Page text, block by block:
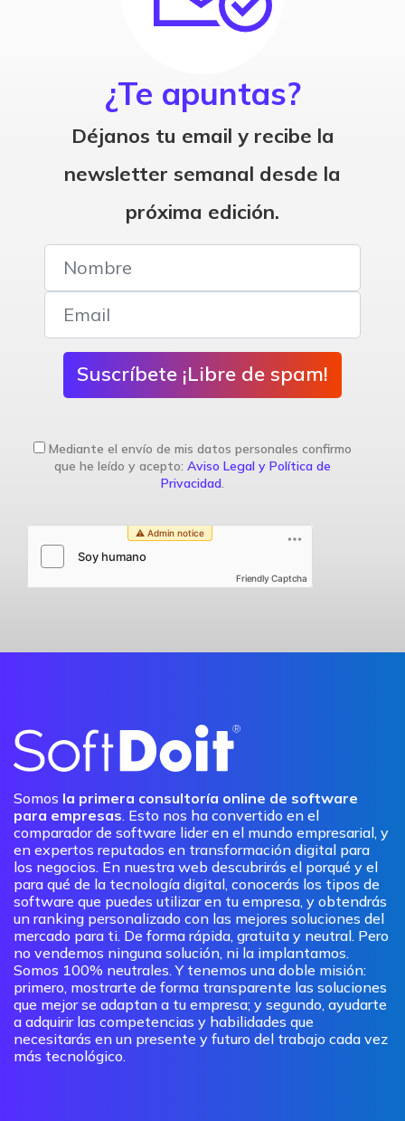
¿Te apuntas?
Déjanos tu email y recibe la
newsletter semanal desde la
próxima edición.
Suscríbete ¡Libre de spam!
Mediante el envío de mis datos personales confirmo
que he leído y acepto: Aviso Legal y Política de
Privacidad.
Friendly Captcha
Somos la primera consultoría online de software
para empresas. Esto nos ha convertido en el
comparador de software lider en el mundo empresarial, y
en expertos reputados en transformación digital para
los negocios. En nuestra web descubrirás el porqué y el
para qué de la tecnología digital, conocerás los tipos de
software que puedes utilizar en tu empresa, y obtendrás
un ranking personalizado con las mejores soluciones del
mercado para ti. De forma rápida, gratuita y neutral. Pero
no vendemos ninguna solución, ni la implantamos.
Somos 100% neutrales. Y tenemos una doble misión:
primero, mostrarte de forma transparente las soluciones
que mejor se adaptan a tu empresa; y segundo, ayudarte
a adquirir las competencias y habilidades que
necesitarás en un presente y futuro del trabajo cada vez
más tecnológico.